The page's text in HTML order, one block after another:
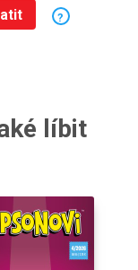
?
líbit